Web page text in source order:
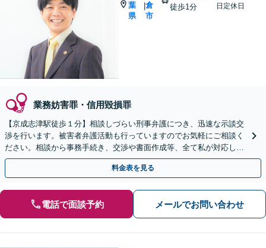
葉
県
|倉
市
徒歩1分
日定休日
業務妨害罪・信用毀損罪
【京成志津駅徒歩１分】相談しづらい刑事弁護につき、迅速な示談交
渉を行います。被害者弁護活動も行っていますのでお気軽にご相談く
ださい。相談から事務手続き、交渉や書面作成等、全て私が対応しま
す。【オンライン面談】
料金表を見る
電話で面談予約 メールでお問い合わせ